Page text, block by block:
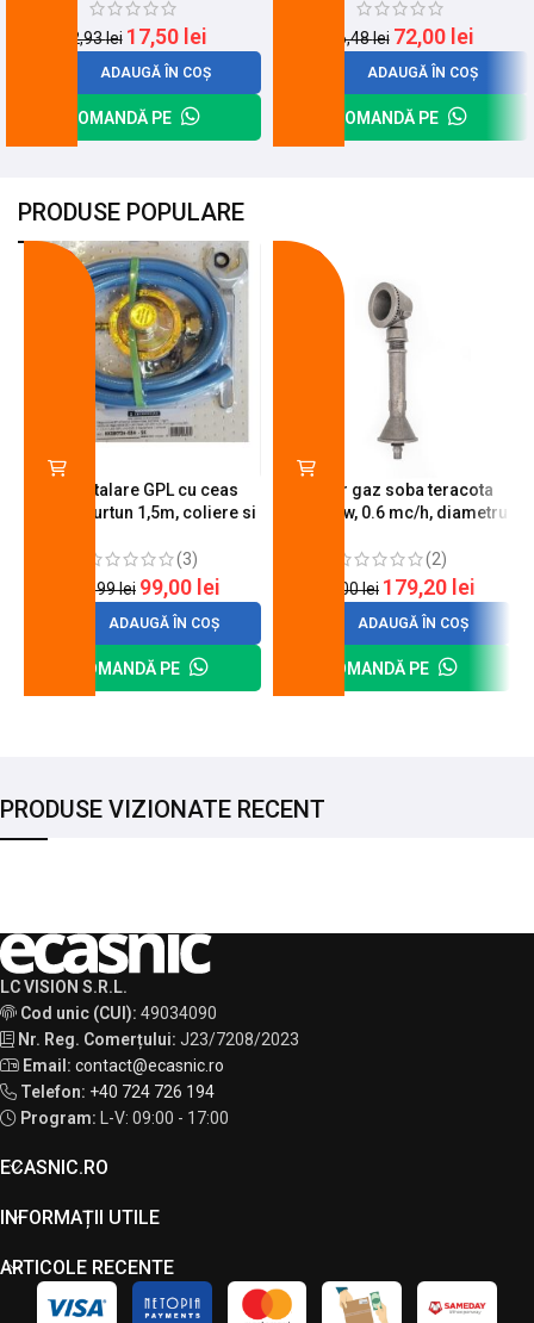
22,93lei 17,50 lei
ADAUGĂ ÎN COȘ
COMANDĂ PE
96,48lei 72,00 lei
ADAUGĂ ÎN COȘ
COMANDĂ PE
PRODUSE POPULARE
Kit instalare GPL cu ceas
butelie, furtun 1,5m, coliere si
(3)
120,99lei 99,00 lei
ADAUGĂ ÎN COȘ
COMANDĂ PE
Arzator gaz soba teracota
A600, 6 kw, 0.6 mc/h, diametru
(2)
200,00lei 179,20 lei
ADAUGĂ ÎN COȘ
COMANDĂ PE
PRODUSE VIZIONATE RECENT
LC VISION S.R.L.
Cod unic (CUI): 49034090
Nr. Reg. Comerțului: J23/7208/2023
Email: contact@ecasnic.ro
Telefon: +40 724 726 194
Program: L-V: 09:00 - 17:00
ECASNIC.RO
INFORMAȚII UTILE
ARTICOLE RECENTE